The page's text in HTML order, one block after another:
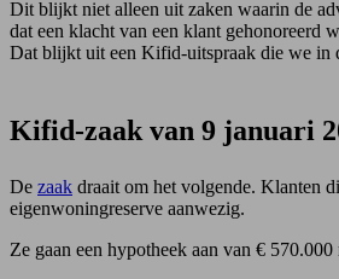
Dit blijkt niet alleen uit zaken waarin de
dat een klacht van een klant gehonoreerd
Dat blijkt uit een Kifid-uitspraak die we in
Kifid-zaak van 9 januari
De zaak draait om het volgende. Klanten
eigenwoningreserve aanwezig.
Ze gaan een hypotheek aan van €